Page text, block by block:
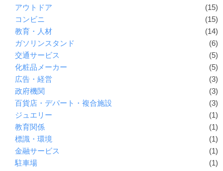
アウトドア
(15)
コンビニ
(15)
教育・人材
(14)
ガソリンスタンド
(6)
交通サービス
(5)
化粧品メーカー
(5)
広告・経営
(3)
政府機関
(3)
百貨店・デパート・複合施設
(3)
ジュエリー
(1)
教育関係
(1)
標識・環境
(1)
金融サービス
(1)
駐車場
(1)